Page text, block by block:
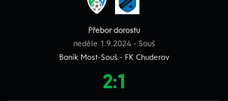
Přebor dorostu
neděle 1.9.2024 - Souš
Baník Most-Souš - FK Chuderov
2:1